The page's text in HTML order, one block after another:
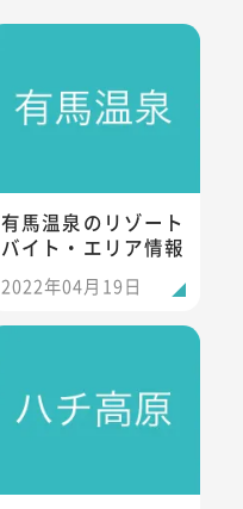
ア情報
馬温泉のリゾートバイト・エ
有馬温泉のリゾート
バイト・エリア情報
2022年04月19日
情報
チ高原のリゾートバイト・エ